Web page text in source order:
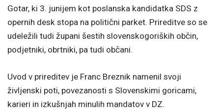
Gotar, ki 3. junijem kot poslanska kandidatka SDS z
opernih desk stopa na politični parket. Prireditve so se
udeležili tudi župani šestih slovenskogoriških občin,
podjetniki, obrtniki, pa tudi občani.
Uvod v prireditev je Franc Breznik namenil svoji
življenski poti, povezanosti s Slovenskimi goricami,
karieri in izkušnjah minulih mandatov v DZ.